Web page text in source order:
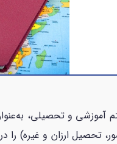
آموزشی و تحصیلی،
آلمان می‌تواند حقوق مهمی (از جمله سفر بدون